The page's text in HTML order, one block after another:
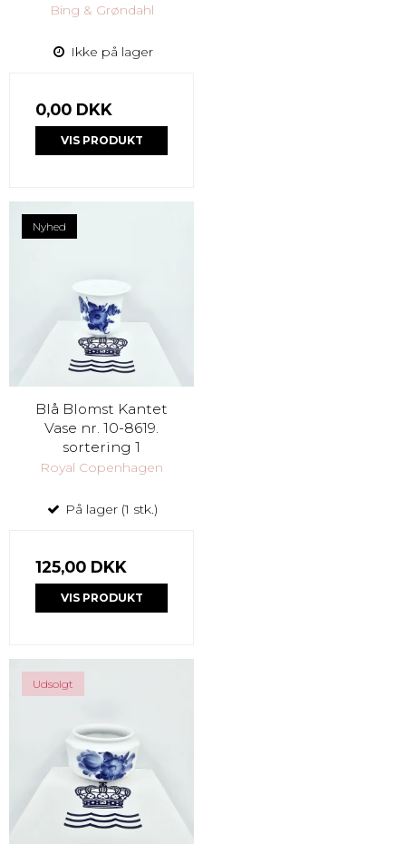
Bing & Grøndahl
Ikke på lager
0,00 DKK
VIS PRODUKT
Nyhed
Blå Blomst Kantet
Vase nr. 10-8619.
sortering 1
Royal Copenhagen
På lager (1 stk.)
125,00 DKK
VIS PRODUKT
Udsolgt